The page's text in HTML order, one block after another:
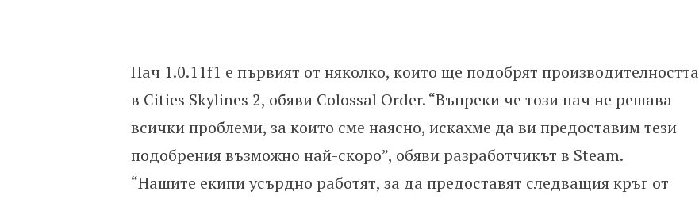
Пач 1.0.11f1 е първият от няколко, които ще подобрят производителността
в Cities Skylines 2, обяви Colossal Order. “Въпреки че този пач не решава
всички проблеми, за които сме наясно, искахме да ви предоставим тези
подобрения възможно най-скоро”, обяви разработчикът в Steam.
“Нашите екипи усърдно работят, за да предоставят следващия кръг от